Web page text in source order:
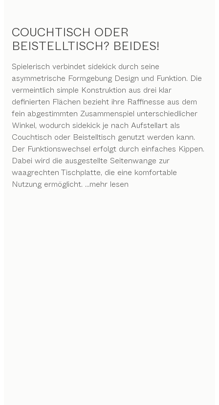
COUCHTISCH ODER
BEISTELLTISCH? BEIDES!
Spielerisch verbindet sidekick durch seine
asymmetrische Formgebung Design und Funktion. Die
vermeintlich simple Konstruktion aus drei klar
definierten Flächen bezieht ihre Raffinesse aus dem
fein abgestimmten Zusammenspiel unterschiedlicher
Winkel, wodurch sidekick je nach Aufstellart als
Couchtisch oder Beistelltisch genutzt werden kann.
Der Funktionswechsel erfolgt durch einfaches Kippen.
Dabei wird die ausgestellte Seitenwange zur
waagrechten Tischplatte, die eine komfortable
Nutzung ermöglicht. ...mehr lesen